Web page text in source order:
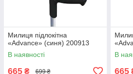
Милиця підлокітна
«Advance» (синя) 200913
В наявності
665 ₴ 699 ₴
В
665